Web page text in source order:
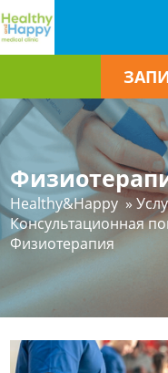
Healthy&Happy »
Консультационная
Физиотерапия